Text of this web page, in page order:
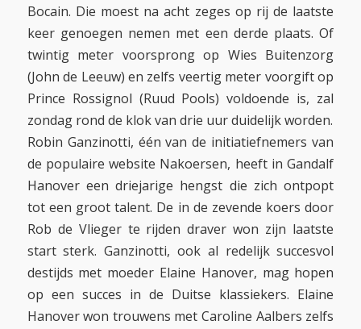
Bocain. Die moest na acht zeges op rij de laatste
keer genoegen nemen met een derde plaats. Of
twintig meter voorsprong op Wies Buitenzorg
(John de Leeuw) en zelfs veertig meter voorgift op
Prince Rossignol (Ruud Pools) voldoende is, zal
zondag rond de klok van drie uur duidelijk worden.
Robin Ganzinotti, één van de initiatiefnemers van
de populaire website Nakoersen, heeft in Gandalf
Hanover een driejarige hengst die zich ontpopt
tot een groot talent. De in de zevende koers door
Rob de Vlieger te rijden draver won zijn laatste
start sterk. Ganzinotti, ook al redelijk succesvol
destijds met moeder Elaine Hanover, mag hopen
op een succes in de Duitse klassiekers. Elaine
Hanover won trouwens met Caroline Aalbers zelfs